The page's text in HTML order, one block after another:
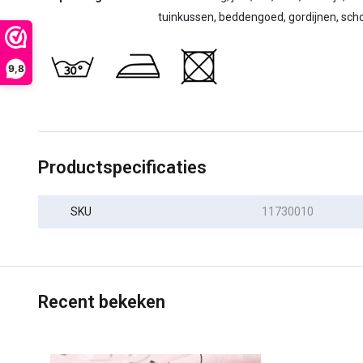
9,8
tuinkussen, beddengoed, gordijnen,
Productspecificaties
SKU 11730010
Recent bekeken